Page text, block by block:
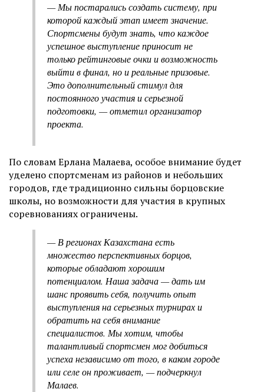
— Мы постарались создать систему, при
которой каждый этап имеет значение.
Спортсмены будут знать, что каждое
успешное выступление приносит не
только рейтинговые очки и возможность
выйти в финал, но и реальные призовые.
Это дополнительный стимул для
постоянного участия и серьезной
подготовки, — отметил организатор
проекта.
По словам Ерлана Малаева, особое внимание будет
уделено спортсменам из районов и небольших
городов, где традиционно сильны борцовские
школы, но возможности для участия в крупных
соревнованиях ограничены.
— В регионах Казахстана есть
множество перспективных борцов,
которые обладают хорошим
потенциалом. Наша задача — дать им
шанс проявить себя, получить опыт
выступления на серьезных турнирах и
обратить на себя внимание
специалистов. Мы хотим, чтобы
талантливый спортсмен мог добиться
успеха независимо от того, в каком городе
или селе он проживает, — подчеркнул
Малаев.